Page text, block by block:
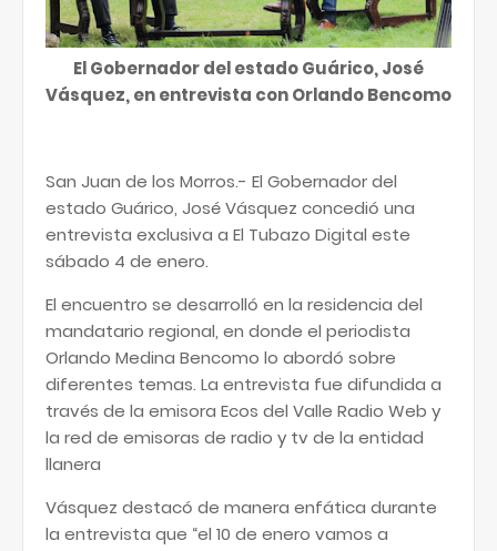
El Gobernador del estado Guárico, José
Vásquez, en entrevista con Orlando Bencomo
San Juan de los Morros.- El Gobernador del
estado Guárico, José Vásquez concedió una
entrevista exclusiva a El Tubazo Digital este
sábado 4 de enero.
El encuentro se desarrolló en la residencia del
mandatario regional, en donde el periodista
Orlando Medina Bencomo lo abordó sobre
diferentes temas. La entrevista fue difundida a
través de la emisora Ecos del Valle Radio Web y
la red de emisoras de radio y tv de la entidad
llanera
Vásquez destacó de manera enfática durante
la entrevista que “el 10 de enero vamos a